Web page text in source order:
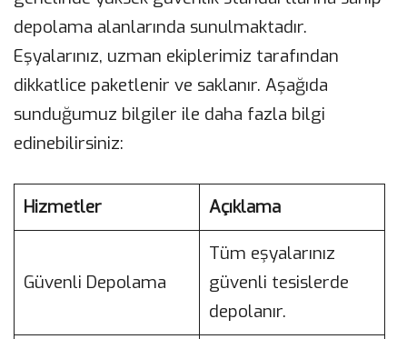
depolama alanlarında sunulmaktadır.
Eşyalarınız, uzman ekiplerimiz tarafından
dikkatlice paketlenir ve saklanır. Aşağıda
sunduğumuz bilgiler ile daha fazla bilgi
edinebilirsiniz:
Hizmetler Açıklama
Güvenli Depolama
Tüm eşyalarınız
güvenli tesislerde
depolanır.